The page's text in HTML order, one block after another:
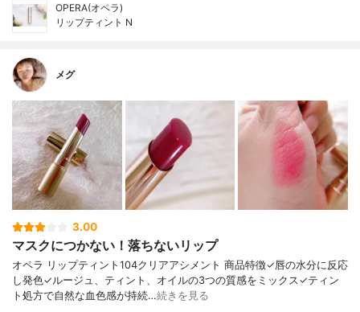
OPERA(オペラ)
リップティント N
メグ
3.00
マスクにつかない！落ちないリップ
オペラ リップティント104クリアアシメント 商品特徴✓唇の水分に反応
し発色✓ルージュ、ティント、オイルの3つの質感をミックス✓ティン
ト処方で自然な血色感が持続…続きを見る